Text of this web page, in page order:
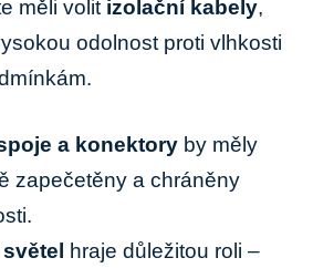
⁣měli volit izolační kabely,
odolnost proti vlhkosti
a konektory by měly
zapečetěny a chráněny
hraje důležitou roli –